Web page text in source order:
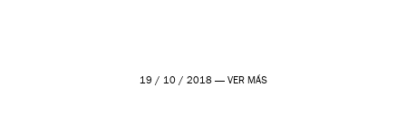
19 / 10 / 2018 — VER MÁS